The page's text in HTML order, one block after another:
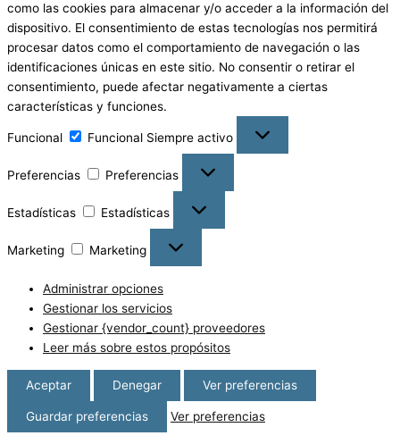
como las cookies para almacenar y/o acceder a la información del
dispositivo. El consentimiento de estas tecnologías nos permitirá
procesar datos como el comportamiento de navegación o las
identificaciones únicas en este sitio. No consentir o retirar el
consentimiento, puede afectar negativamente a ciertas
características y funciones.
Funcional Funcional Siempre activo
Preferencias Preferencias
Estadísticas Estadísticas
Marketing Marketing
Administrar opciones
Gestionar los servicios
Gestionar {vendor_count} proveedores
Leer más sobre estos propósitos
Aceptar Denegar Ver preferencias
Guardar preferencias Ver preferencias